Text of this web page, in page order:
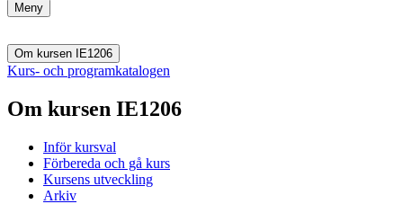
Meny
Om kursen IE1206
Kurs- och programkatalogen
Om kursen IE1206
Inför kursval
Förbereda och gå kurs
Kursens utveckling
Arkiv